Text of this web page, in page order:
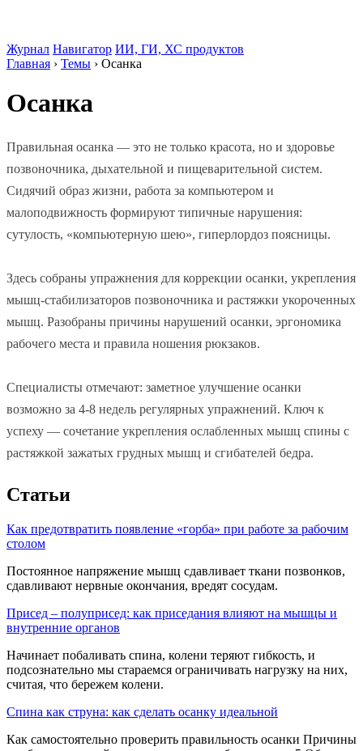
Журнал Навигатор ИИ, ГИ, ХС продуктов
Главная › Темы › Осанка
Осанка
Правильная осанка — это не только красота, но и здоровье
позвоночника, дыхательной и пищеварительной систем.
Сидячий образ жизни, работа за компьютером и
малоподвижность формируют типичные нарушения:
сутулость, «компьютерную шею», гиперлордоз поясницы.
Здесь собраны упражнения для коррекции осанки, укрепления
мышц-стабилизаторов позвоночника и растяжки укороченных
мышц. Разобраны причины нарушений осанки, эргономика
рабочего места и правила ношения рюкзаков.
Специалисты отмечают: заметное улучшение осанки
возможно за 4-8 недель регулярных упражнений. Ключ к
успеху — сочетание укрепления ослабленных мышц спины с
растяжкой зажатых грудных мышц и сгибателей бедра.
Статьи
Как предотвратить появление «горба» при работе за рабочим
столом
Постоянное напряжение мышц сдавливает ткани позвонков,
сдавливают нервные окончания, вредят сосудам.
Присед – полуприсед: как приседания влияют на мышцы и
внутренние органов
Начинает побаливать спина, колени теряют гибкость, и
подсознательно мы стараемся ограничивать нагрузку на них,
считая, что бережем колени.
Спина как струна: как сделать осанку идеальной
Как самостоятельно проверить правильность осанки Причины